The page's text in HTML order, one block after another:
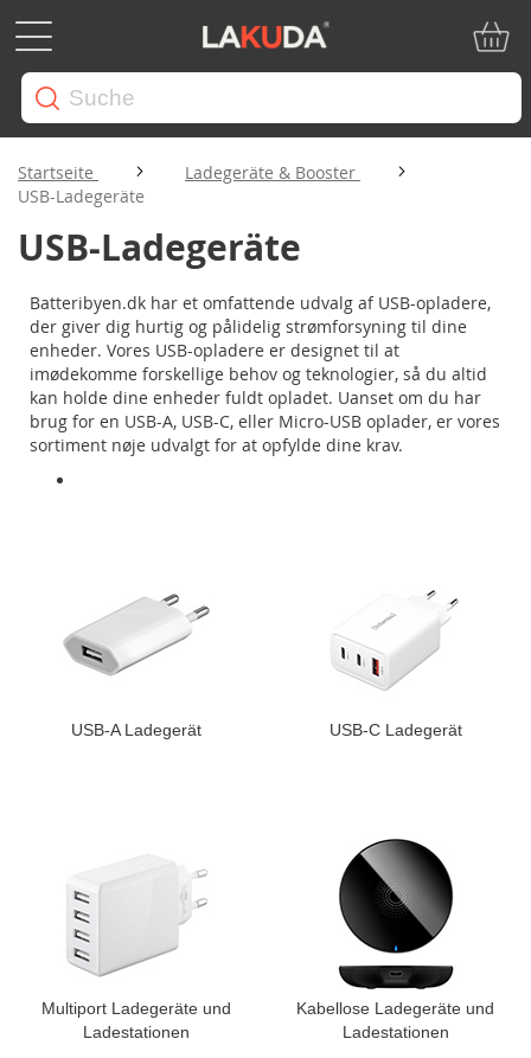
Startseite
Ladegeräte & Booster
USB-Ladegeräte
USB-Ladegeräte
Batteribyen.dk har et omfattende udvalg af USB-opladere,
der giver dig hurtig og pålidelig strømforsyning til dine
enheder. Vores USB-opladere er designet til at
imødekomme forskellige behov og teknologier, så du altid
kan holde dine enheder fuldt opladet. Uanset om du har
brug for en USB-A, USB-C, eller Micro-USB oplader, er vores
sortiment nøje udvalgt for at opfylde dine krav.
USB-A Ladegerät USB-C Ladegerät
Multiport Ladegeräte und
Ladestationen
Kabellose Ladegeräte und
Ladestationen